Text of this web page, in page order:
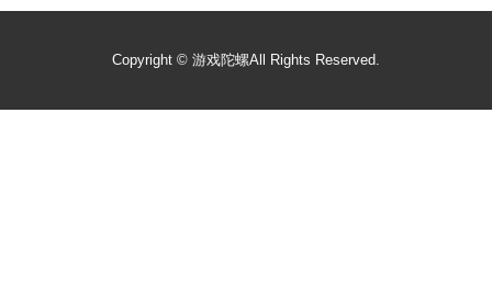
Copyright © 游戏陀螺All Rights Reserved.